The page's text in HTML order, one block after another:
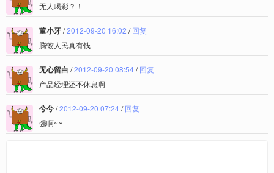
无人喝彩？！
董小牙/2012-09-20 16:02 /回复
腾蛟人民真有钱
无心留白 /2012-09-20 08:54/回复
产品经理还不休息啊
兮兮/2012-09-20 07:24/回复
强啊~~